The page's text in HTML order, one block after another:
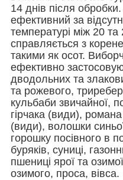
14 днів після
ефективний за
температурі між 20
справляється з
такими як осот.
ефективно
дводольних та
та рожевого,
кульбаби звичайної,
гірчака (види),
(види), волошки
горошку посівного в
буряків, суниці,
пшениці ярої та
озимого, проса, вівса.